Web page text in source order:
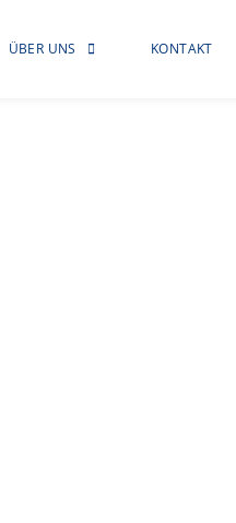
ÜBER UNS KONTAKT